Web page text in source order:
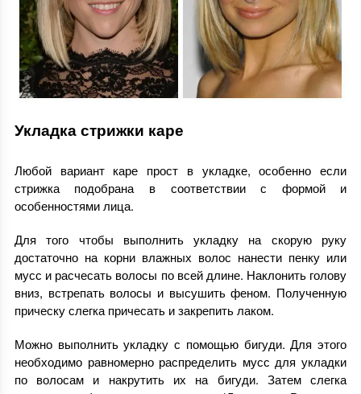
Укладка стрижки каре
Любой вариант каре прост в укладке, особенно если
стрижка подобрана в соответствии с формой и
особенностями лица.
Для того чтобы выполнить укладку на скорую руку
достаточно на корни влажных волос нанести пенку или
мусс и расчесать волосы по всей длине. Наклонить голову
вниз, встрепать волосы и высушить феном. Полученную
прическу слегка причесать и закрепить лаком.
Можно выполнить укладку с помощью бигуди. Для этого
необходимо равномерно распределить мусс для укладки
по волосам и накрутить их на бигуди. Затем слегка